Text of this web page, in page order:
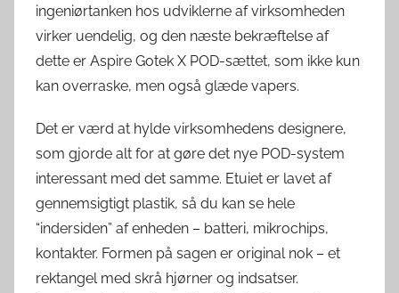
ingeniørtanken hos udviklerne af virksomheden
virker uendelig, og den næste bekræftelse af
dette er Aspire Gotek X POD-sættet, som ikke kun
kan overraske, men også glæde vapers.
Det er værd at hylde virksomhedens designere,
som gjorde alt for at gøre det nye POD-system
interessant med det samme. Etuiet er lavet af
gennemsigtigt plastik, så du kan se hele
“indersiden” af enheden – batteri, mikrochips,
kontakter. Formen på sagen er original nok – et
rektangel med skrå hjørner og indsatser.